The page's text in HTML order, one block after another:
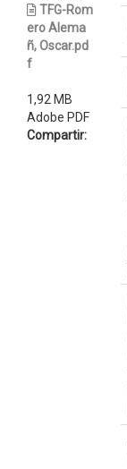
TFG-Rom
ero Alema
ñ, Oscar.pd
f
1,92 MB
Adobe PDF
Compartir: